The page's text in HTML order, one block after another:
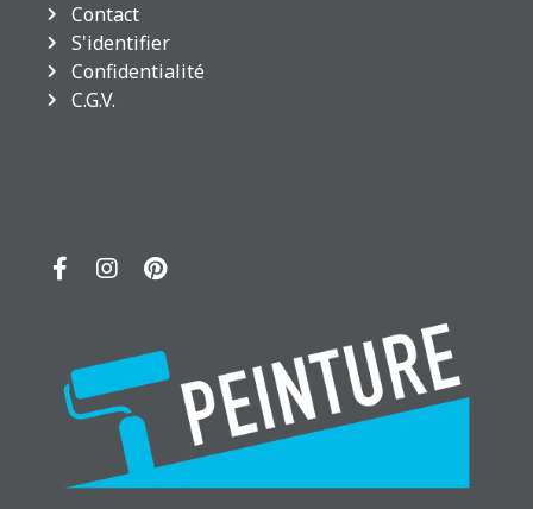
Contact
S'identifier
Confidentialité
C.G.V.